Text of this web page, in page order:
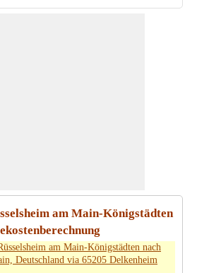
am Main-Königstädten
am Main-Königstädten nach
Deutschland via 65205 Delkenheim